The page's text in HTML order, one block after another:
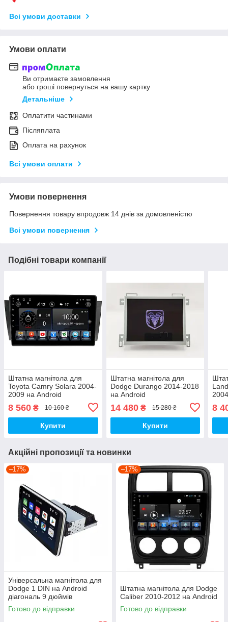
Всі умови доставки
Умови оплати
Ви отримаєте замовлення
або гроші повернуться на вашу картку
Детальніше
Оплатити частинами
Післяплата
Оплата на рахунок
Всі умови оплати
Умови повернення
Повернення товару впродовж 14 днів за домовленістю
Всі умови повернення
Подібні товари компанії
Штатна магнітола для
Toyota Camry Solara 2004-
2009 на Android
8 560 ₴ 10 160 ₴
Купити
Штатна магнітола для
Dodge Durango 2014-2018
на Android
14 480₴ 15 280 ₴
Купити
8
Акційні пропозиції та новинки
–17%
Універсальна магнітола для
Dodge 1 DIN на Android
діагональ 9 дюймів
Готово до відправки
–17%
Штатна магнітола для Dodge
Caliber 2010-2012 на Android
Готово до відправки